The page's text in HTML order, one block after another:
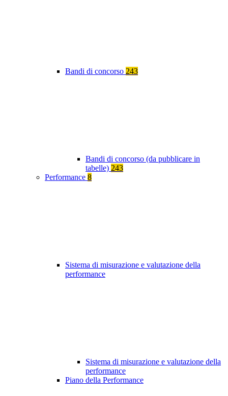
Bandi di concorso 243
Bandi di concorso (da pubblicare in
tabelle) 243
Performance 8
Sistema di misurazione e valutazione della
performance
Sistema di misurazione e valutazione della
performance
Piano della Performance